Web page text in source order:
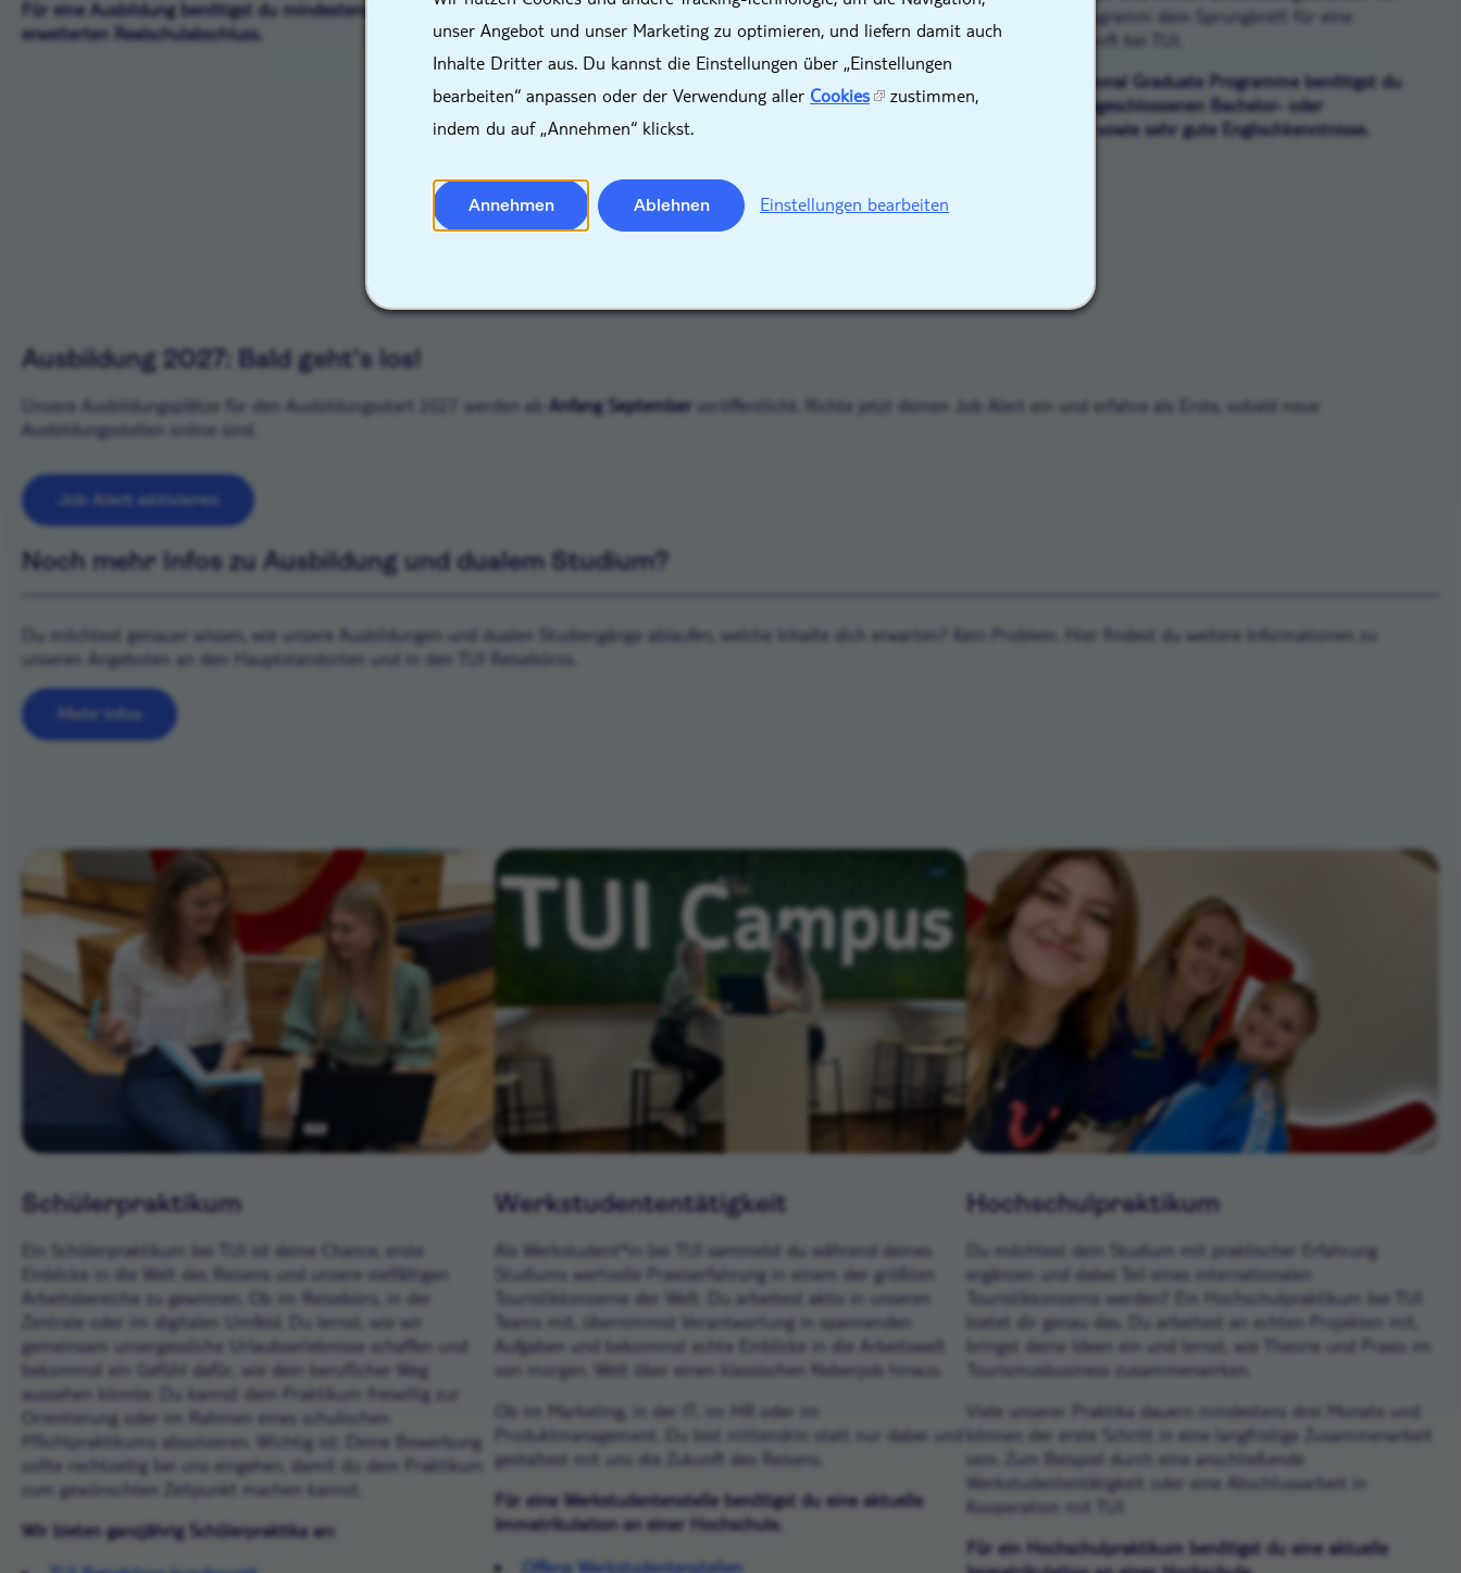
unser Angebot und unser Marketing zu optimieren, und liefern damit auch
Inhalte Dritter aus. Du kannst die Einstellungen über „Einstellungen
bearbeiten“ anpassen oder der Verwendung aller Cookies
zustimmen,
indem du auf „Annehmen“ klickst.
Annehmen Ablehnen Einstellungen bearbeiten
Für eine Ausbildung benötigst du mindestens einen
erweiterten Realschulabschluss.
Für ein duales Studium benötigst du mindestens das
dieses Traineeprogramm dein Sprungbrett für eine
erfolgreiche Zukunft bei TUI.
Für das International Graduate Programme benötigst du
einen kürzlich abgeschlossenen Bachelor- oder
Masterabschluss sowie sehr gute Englischkenntnisse.
Ausbildung 2027: Bald geht's los!
Unsere Ausbildungsplätze für den Ausbildungsstart 2027 werden ab Anfang September veröffentlicht. Richte jetzt deinen Job Alert ein und erfahre als Erste, sobald neue
Ausbildungsstellen online sind.
Job Alert aktivieren
Noch mehr Infos zu Ausbildung und dualem Studium?
Du möchtest genauer wissen, wie unsere Ausbildungen und dualen Studiengänge ablaufen, welche Inhalte dich erwarten? Kein Problem. Hier findest du weitere Informationen zu
unseren Angeboten an den Hauptstandorten und in den TUI Reisebüros.
Mehr Infos
Schülerpraktikum
Ein Schülerpraktikum bei TUI ist deine Chance, erste
Einblicke in die Welt des Reisens und unsere vielfältigen
Arbeitsbereiche zu gewinnen. Ob im Reisebüro, in der
Zentrale oder im digitalen Umfeld. Du lernst, wie wir
gemeinsam unvergessliche Urlaubserlebnisse schaffen und
bekommst ein Gefühl dafür, wie dein beruflicher Weg
aussehen könnte. Du kannst dein Praktikum freiwillig zur
Orientierung oder im Rahmen eines schulischen
Pflichtpraktikums absolvieren. Wichtig ist: Deine Bewerbung
sollte rechtzeitig bei uns eingehen, damit du dein Praktikum
zum gewünschten Zeitpunkt machen kannst.
Wir bieten ganzjährig Schülerpraktika an:
Werkstudententätigkeit
Als Werkstudent*in bei TUI sammelst du während deines
Studiums wertvolle Praxiserfahrung in einem der größten
Touristikkonzerne der Welt. Du arbeitest aktiv in unseren
Teams mit, übernimmst Verantwortung in spannenden
Aufgaben und bekommst echte Einblicke in die Arbeitswelt
von morgen. Weit über einen klassischen Nebenjob hinaus.
Ob im Marketing, in der IT, im HR oder im
Produktmanagement. Du bist mittendrin statt nur dabei und
gestaltest mit uns die Zukunft des Reisens.
Für eine Werkstudentenstelle benötigst du eine aktuelle
Immatrikulation an einer Hochschule.
Offene Werkstudentenstellen
Hochschulpraktikum
Du möchtest dein Studium mit praktischer Erfahrung
ergänzen und dabei Teil eines internationalen
Touristikkonzerns werden? Ein Hochschulpraktikum bei TUI
bietet dir genau das. Du arbeitest an echten Projekten mit,
bringst deine Ideen ein und lernst, wie Theorie und Praxis im
Tourismusbusiness zusammenwirken.
Viele unserer Praktika dauern mindestens drei Monate und
können der erste Schritt in eine langfristige Zusammenarbeit
sein. Zum Beispiel durch eine anschließende
Werkstudententätigkeit oder eine Abschlussarbeit in
Kooperation mit TUI.
Für ein Hochschulpraktikum benötigst du eine aktuelle